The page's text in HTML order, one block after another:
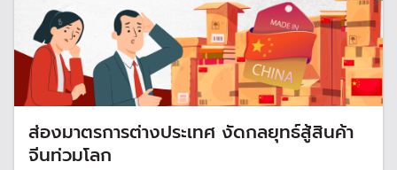
ส่องมาตรการต่างประเทศ งัดกลยุทธ์สู้สินค้า
จีนท่วมโลก